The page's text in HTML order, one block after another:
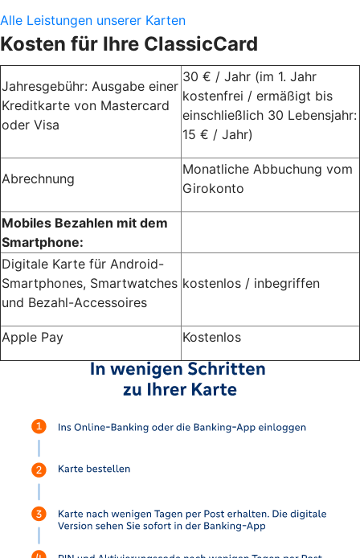
Alle Leistungen unserer Karten
Kosten für Ihre ClassicCard
Jahresgebühr: Ausgabe einer
Kreditkarte von Mastercard
oder Visa
30 € / Jahr (im 1. Jahr
kostenfrei / ermäßigt bis
einschließlich 30 Lebensjahr:
15 € / Jahr)
Abrechnung
Monatliche Abbuchung vom
Girokonto
Mobiles Bezahlen mit dem
Smartphone:
Digitale Karte für Android-
Smartphones, Smartwatches
und Bezahl-Accessoires
kostenlos / inbegriffen
Apple Pay Kostenlos